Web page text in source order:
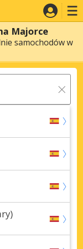
Majorce
samochodów w